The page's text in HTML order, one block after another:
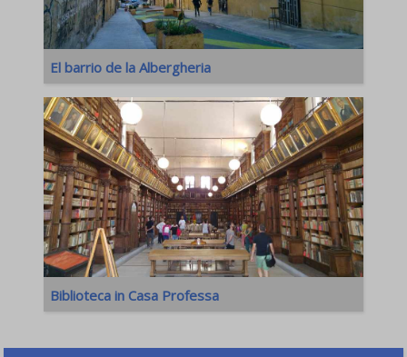
El barrio de la Albergheria
Biblioteca in Casa Professa